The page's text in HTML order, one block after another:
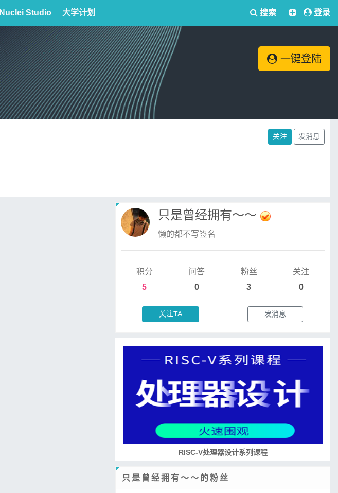
Nuclei Studio 大学计划 搜索 登录
一键登陆
关注 发消息
只是曾经拥有～～
懒的都不写签名
积分
5
问答
0
粉丝
3
关注
0
关注TA 发消息
RISC-V处理器设计系列课程
只是曾经拥有～～的粉丝